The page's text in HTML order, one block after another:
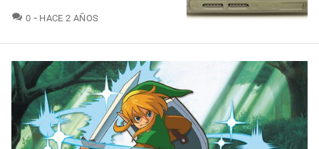
0 COMENTARIOS
HACE 2 AÑOS